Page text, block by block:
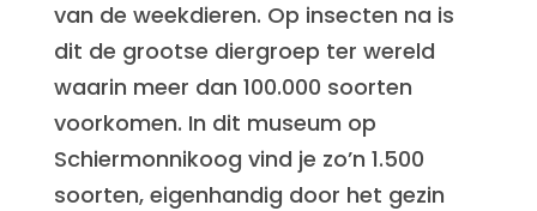
van de weekdieren. Op insecten na is
dit de grootse diergroep ter wereld
waarin meer dan 100.000 soorten
voorkomen. In dit museum op
Schiermonnikoog vind je zo’n 1.500
soorten, eigenhandig door het gezin